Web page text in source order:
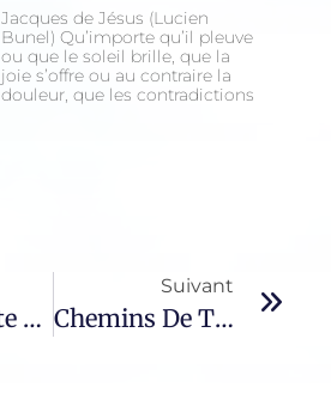
Jacques de Jésus (Lucien
Bunel) Qu’importe qu’il pleuve
ou que le soleil brille, que la
joie s’offre ou au contraire la
douleur, que les contradictions
Une Étreinte De Feu – 45 / Rabindranath Tagore
Suivant
Chemins De Traverse – 469 / Alfred Tennyson